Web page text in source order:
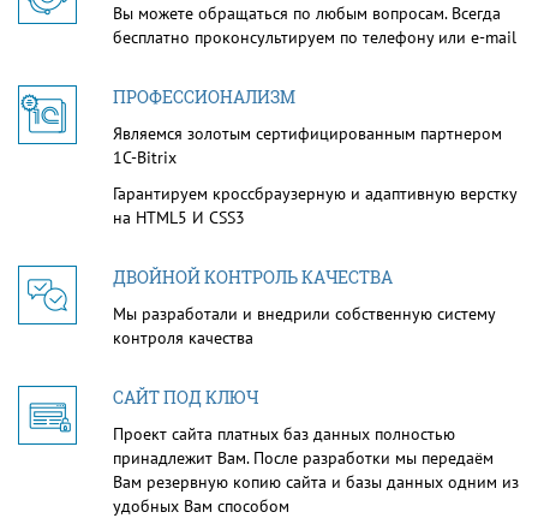
Вы можете обращаться по любым вопросам. Всегда
бесплатно проконсультируем по телефону или e-mail
ПРОФЕССИОНАЛИЗМ
Являемся золотым сертифицированным партнером
1С-Bitrix
Гарантируем кроссбраузерную и адаптивную верстку
на HTML5 И CSS3
ДВОЙНОЙ КОНТРОЛЬ КАЧЕСТВА
Мы разработали и внедрили собственную систему
контроля качества
САЙТ ПОД КЛЮЧ
Проект сайта платных баз данных полностью
принадлежит Вам. После разработки мы передаём
Вам резервную копию сайта и базы данных одним из
удобных Вам способом